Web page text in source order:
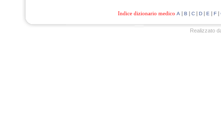
Indice dizionario medico A | B | C| D| E | F|
Realizzato